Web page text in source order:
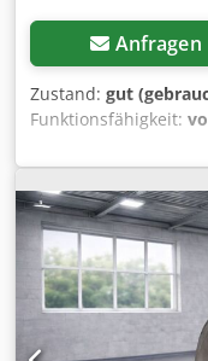
Anfragen
Zustand: gut
Funktionsfähigkeit:
,
Sägeblatt:45 °,
Dokumentation/
Programmen;
Schnittbreite
mm Drei
Nyuao Agpsha